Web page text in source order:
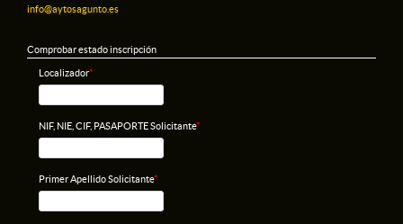
info@aytosagunto.es
Comprobar estado inscripción
Localizador*
NIF, NIE, CIF, PASAPORTE Solicitante*
Primer Apellido Solicitante*